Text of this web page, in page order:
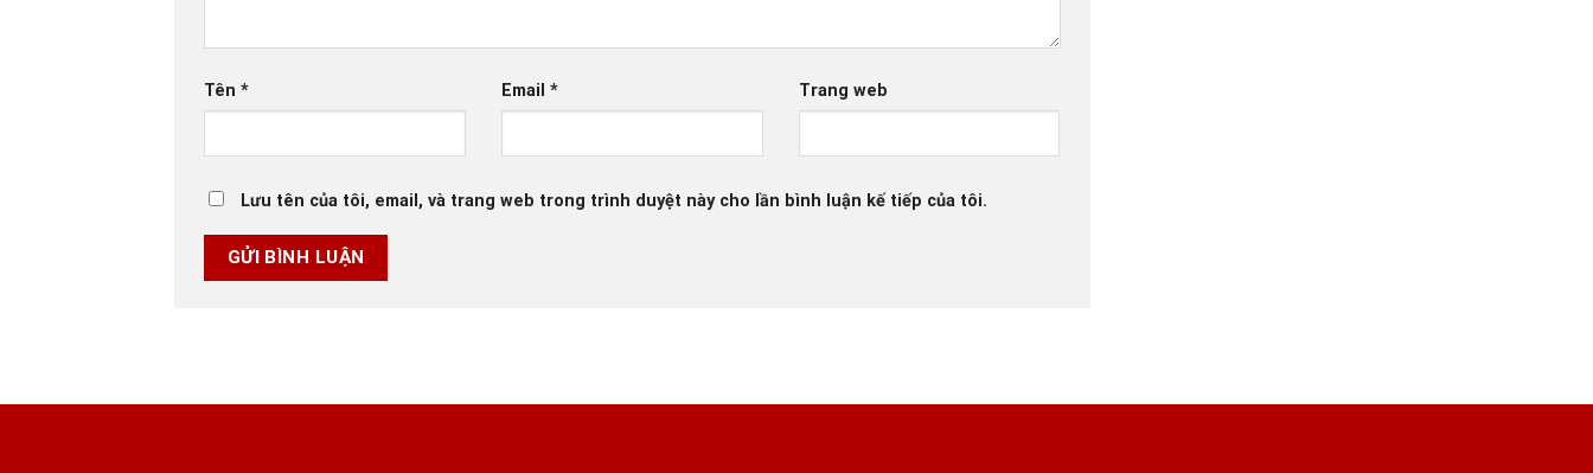
Tên * Email * Trang web
Lưu tên của tôi, email, và trang web trong trình duyệt này cho lần bình luận kế tiếp của tôi.